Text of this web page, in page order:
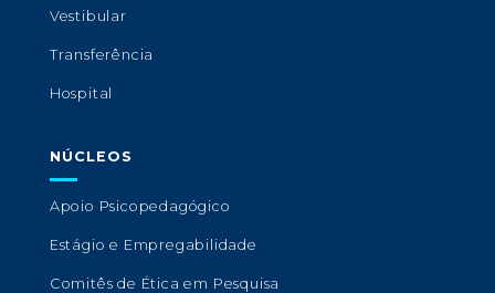
Vestibular
Transferência
Hospital
NÚCLEOS
Apoio Psicopedagógico
Estágio e Empregabilidade
Comitês de Ética em Pesquisa